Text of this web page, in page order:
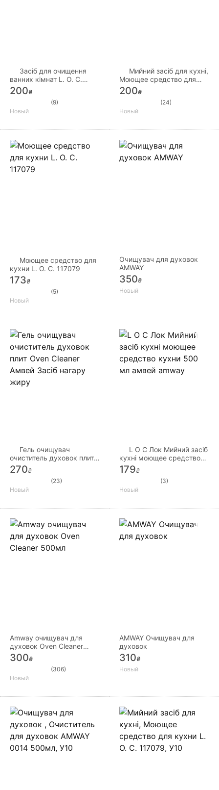
Засіб для очищення
ванних кімнат L. O. C.
200₴
(9)
Новый
Мийний засіб для кухні,
Моющее средство для
кухни L. O. C. 117079, У10
200₴
(24)
Новый
Моющее средство для
кухни L. O. C. 117079
173₴
(5)
Новый
Очищувач для духовок
AMWAY
350₴
Новый
Гель очищувач
очиститель духовок плит
Oven Cleaner Амвей Засіб
нагару жиру
270₴
(23)
Новый
L O C Лок Мийний засіб
кухні моющее средство
кухни 500 мл амвей
amway
179₴
(3)
Новый
Amway очищувач для
духовок Oven Cleaner
500мл
300₴
(306)
Новый
AMWAY Очищувач для
духовок
310₴
Новый